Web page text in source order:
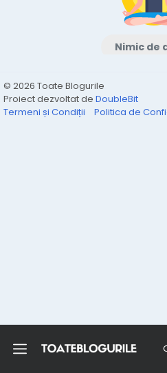
Nimic de
© 2026 Toate Blogurile
Proiect dezvoltat de DoubleBit
Termeni și Condiții
Politica de